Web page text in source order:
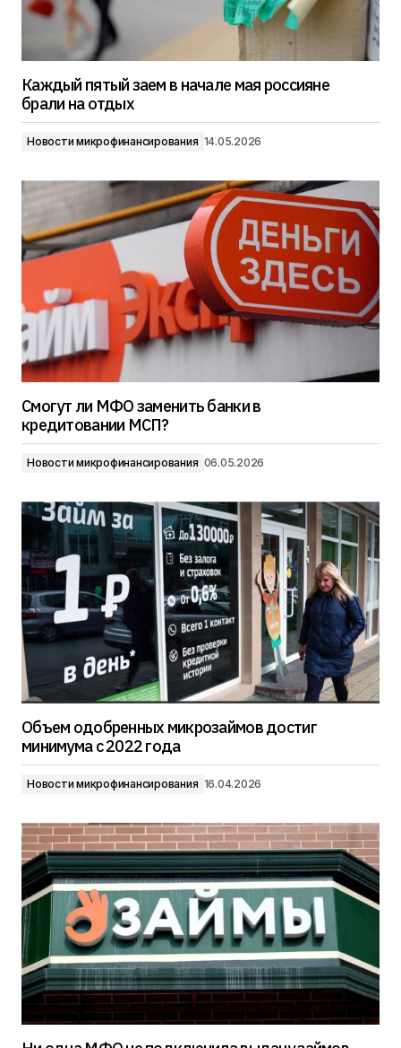
Каждый пятый заем в начале мая россияне
брали на отдых
Новости микрофинансирования 14.05.2026
Смогут ли МФО заменить банки в
кредитовании МСП?
Новости микрофинансирования 06.05.2026
Объем одобренных микрозаймов достиг
минимума с 2022 года
Новости микрофинансирования 16.04.2026